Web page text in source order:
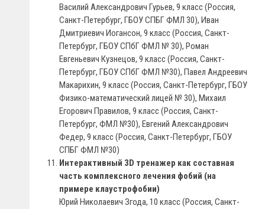
Василий Александрович Гурьев, 9 класс (Россия,
Санкт-Петербург, ГБОУ СПБГ ФМЛ 30), Иван
Дмитриевич Иогансон, 9 класс (Россия, Санкт-
Петербург, ГБОУ СПбГ ФМЛ № 30), Роман
Евгеньевич Кузнецов, 9 класс (Россия, Санкт-
Петербург, ГБОУ СПбГ ФМЛ №30), Павел Андреевич
Макарихин, 9 класс (Россия, Санкт-Петербург, ГБОУ
Физико-математический лицей № 30), Михаил
Егорович Правилов, 9 класс (Россия, Санкт-
Петербург, ФМЛ №30), Евгений Александрович
Федер, 9 класс (Россия, Санкт-Петербург, ГБОУ
СПБГ ФМЛ №30)
Интерактивный 3D тренажер как составная
часть комплексного лечения фобий (на
примере клаустрофобии)
Юрий Николаевич Згода, 10 класс (Россия, Санкт-